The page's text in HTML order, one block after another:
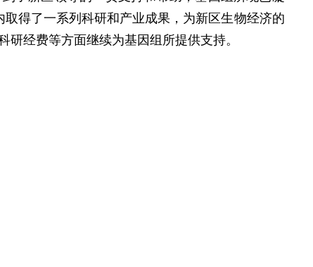
得了一系列科研和产业成果，为新区生物经济的
经费等方面继续为基因组所提供支持。